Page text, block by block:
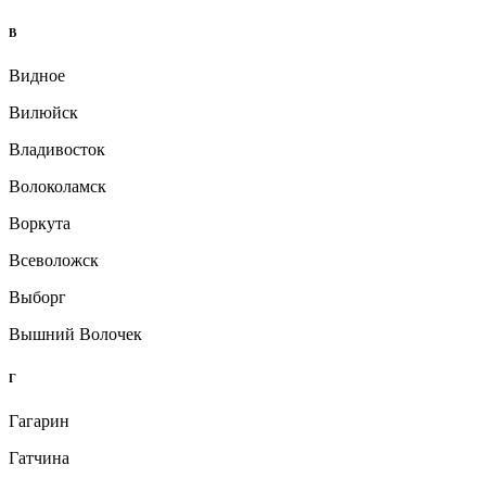
В
Видное
Вилюйск
Владивосток
Волоколамск
Воркута
Всеволожск
Выборг
Вышний Волочек
Г
Гагарин
Гатчина